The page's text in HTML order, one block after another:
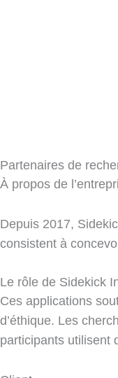
Partenaires de
À propos de
Depuis 2017,
consistent à
Le rôle de Sidekick
Ces applications
d’éthique. Les
participants utilisent